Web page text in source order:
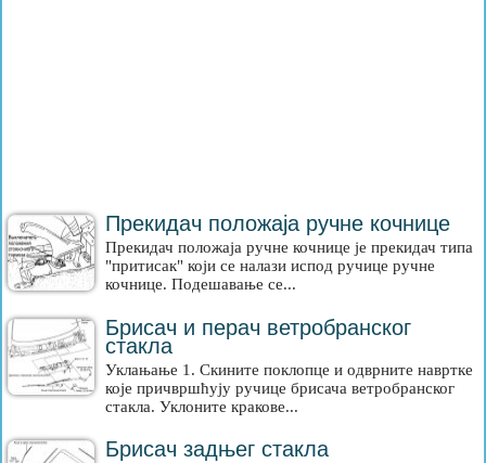
Прекидач положаја ручне кочнице
Прекидач положаја ручне кочнице је прекидач типа
"притисак" који се налази испод ручице ручне
кочнице. Подешавање се...
Брисач и перач ветробранског
стакла
Уклањање 1. Скините поклопце и одврните навртке
које причвршћују ручице брисача ветробранског
стакла. Уклоните кракове...
Брисач задњег стакла